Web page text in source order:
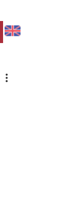
Home